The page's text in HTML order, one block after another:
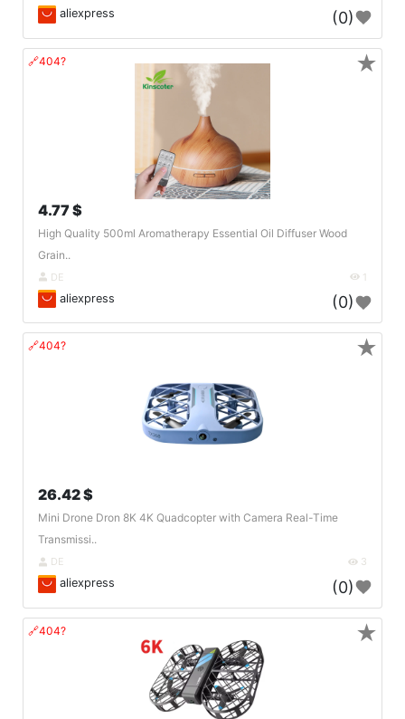
aliexpress (0)
🔗404?
4.77 $
High Quality 500ml Aromatherapy Essential Oil Diffuser Wood
Grain..
DE 1
aliexpress (0)
★
🔗404?
26.42 $
Mini Drone Dron 8K 4K Quadcopter with Camera Real-Time
Transmissi..
DE 3
aliexpress (0)
★
🔗404? ★